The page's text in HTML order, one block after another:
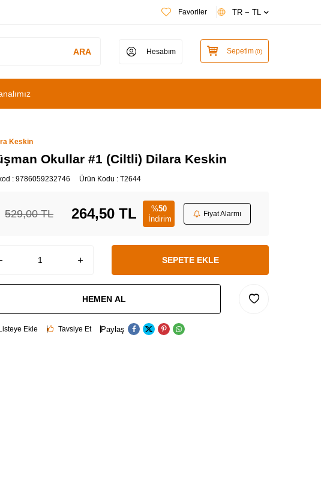
Favoriler TR − TL
ARA Hesabım Sepetim(0)
Keskin
Okullar #1 (Ciltli) Dilara Keskin
: 9786059232746 Ürün Kodu : T2644
529,00TL 264,50 TL %50
İndirim
Fiyat Alarmı
SEPETE EKLE
HEMEN AL
Listeye Ekle Tavsiye Et Paylaş